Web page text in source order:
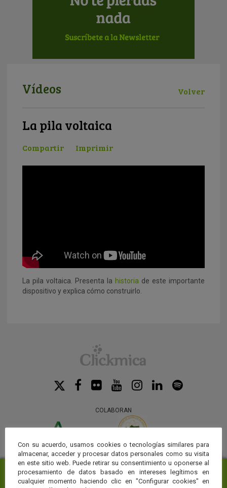
Vídeos Volver
La pila voltaica
Compartir Imprimir
La pila voltaica. Presenta la historia de este importante
dispositivo y explica cómo construirlo.
COLABORAN
Con su acuerdo, usamos cookies o tecnologías similares para
almacenar, acceder y procesar datos personales como su visita
en este sitio web. Puede retirar su consentimiento u oponerse al
procesamiento de datos basado en intereses legítimos en
cualquier momento haciendo clic en "Configurar cookies" en